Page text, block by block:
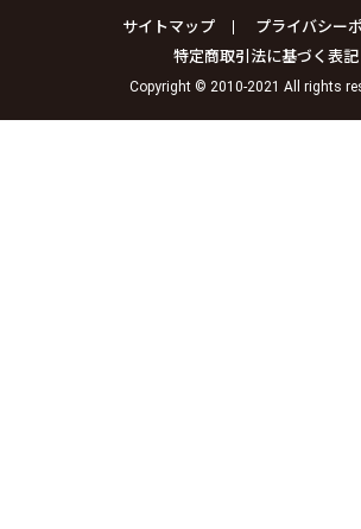
サイトマップ
プライバシー
特定商取引法に基づく表記
Copyright © 2010-2021 All rights